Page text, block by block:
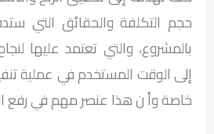
حجم التكلفة والحقائق التي
بالمشروع، والتي تعتمد عليها
إلى الوقت المستخدم في عملية
خاصة وأ ن هذا عنصر مهم في رفع